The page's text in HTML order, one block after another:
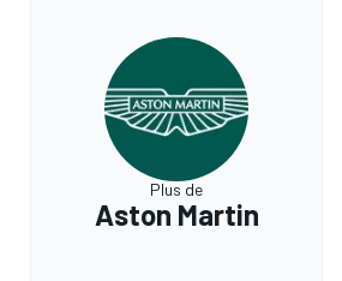
Plus de
Aston Martin